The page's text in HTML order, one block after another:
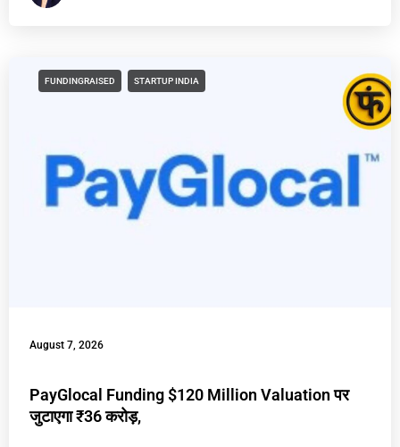
FUNDINGRAISED STARTUP INDIA
August 7, 2026
PayGlocal Funding $120 Million Valuation पर
जुटाएगा ₹36 करोड़,